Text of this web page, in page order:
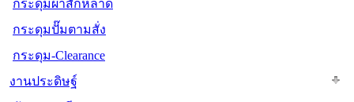
กระดุมผ้าสักหลาด
กระดุมปั๊มตามสั่ง
กระดุม-Clearance
งานประดิษฐ์